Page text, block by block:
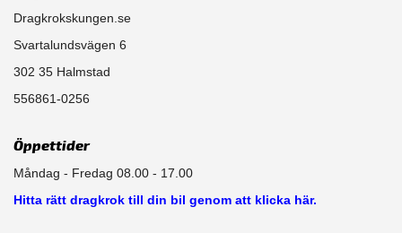
Dragkrokskungen.se
Svartalundsvägen 6
302 35 Halmstad
556861-0256
Öppettider
Måndag - Fredag 08.00 - 17.00
Hitta rätt dragkrok till din bil genom att klicka här.